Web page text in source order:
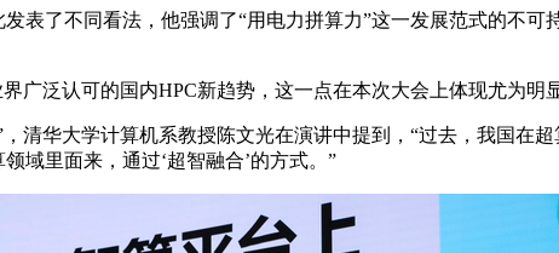
了不同看法，他强调了“用电力拼算力”这一发展范式的不可
泛认可的国内HPC新趋势，这一点在本次大会上体现尤为明显
华大学计算机系教授陈文光在演讲中提到，“过去，我国在
域里面来，通过‘超智融合’的方式。”